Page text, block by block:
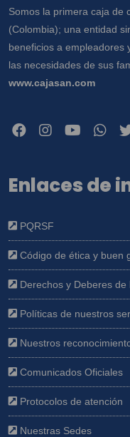
Somos la primera caja de
(Colombia); una entidad
beneficios a empleadores
las necesidades de sus
www.cajasan.com
Enlaces de
PQRSF
Código de ética y buen
Derechos y Deberes
Políticas de nuestros
Nuestros
Comunicados Oficiales
Protocolos de atención
Nuestras Sedes